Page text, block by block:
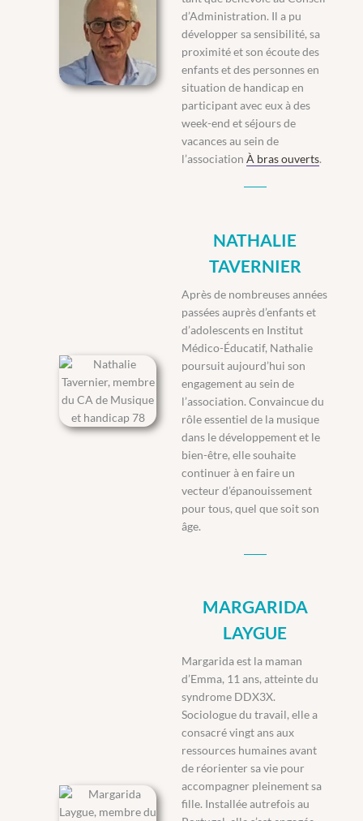
d’Administration. Il a pu
développer sa sensibilité, sa
proximité et son écoute des
enfants et des personnes en
situation de handicap en
participant avec eux à des
week-end et séjours de
vacances au sein de
l’association À bras ouverts.
NATHALIE
TAVERNIER
Après de nombreuses années
passées auprès d’enfants et
d’adolescents en Institut
Médico-Éducatif, Nathalie
poursuit aujourd’hui son
engagement au sein de
l’association. Convaincue du
rôle essentiel de la musique
dans le développement et le
bien-être, elle souhaite
continuer à en faire un
vecteur d’épanouissement
pour tous, quel que soit son
âge.
MARGARIDA
LAYGUE
Margarida est la maman
d’Emma, 11 ans, atteinte du
syndrome DDX3X.
Sociologue du travail, elle a
consacré vingt ans aux
ressources humaines avant
de réorienter sa vie pour
accompagner pleinement sa
fille. Installée autrefois au